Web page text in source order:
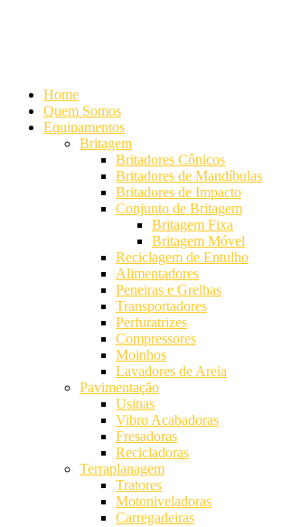
Home
Quem Somos
Equipamentos
Britagem
Britadores Cônicos
Britadores de Mandíbulas
Britadores de Impacto
Conjunto de Britagem
Britagem Fixa
Britagem Móvel
Reciclagem de Entulho
Alimentadores
Peneiras e Grelhas
Transportadores
Perfuratrizes
Compressores
Moinhos
Lavadores de Areia
Pavimentação
Usinas
Vibro Acabadoras
Fresadoras
Recicladoras
Terraplanagem
Tratores
Motoniveladoras
Carregadeiras